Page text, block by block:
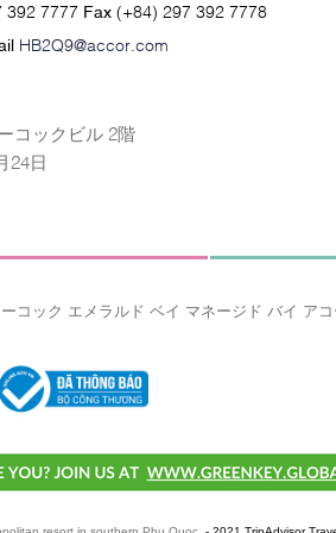
392 7777 Fax (+84) 297 392 7778
HB2Q9@accor.com
コックビル 2階
24日
コック エメラルド ベイ マネージド バイ アコ